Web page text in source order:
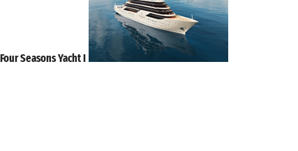
Four Seasons Yacht I